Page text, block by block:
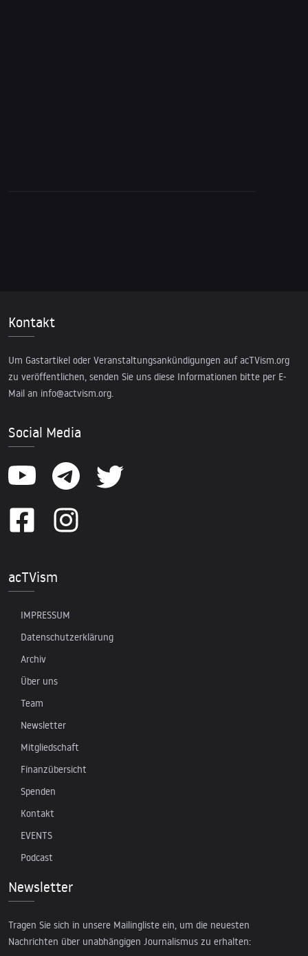
Kontakt
Um Gastartikel oder Veranstaltungsankündigungen auf acTVism.org
zu veröffentlichen, senden Sie uns diese Informationen bitte per E-
Mail an info@actvism.org.
Social Media
acTVism
IMPRESSUM
Datenschutzerklärung
Archiv
Über uns
Team
Newsletter
Mitgliedschaft
Finanzübersicht
Spenden
Kontakt
EVENTS
Podcast
Newsletter
Tragen Sie sich in unsere Mailingliste ein, um die neuesten
Nachrichten über unabhängigen Journalismus zu erhalten: